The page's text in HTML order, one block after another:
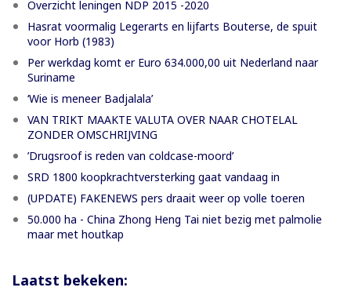
Overzicht leningen NDP 2015 -2020
Hasrat voormalig Legerarts en lijfarts Bouterse, de spuit
voor Horb (1983)
Per werkdag komt er Euro 634.000,00 uit Nederland naar
Suriname
‘Wie is meneer Badjalala’
VAN TRIKT MAAKTE VALUTA OVER NAAR CHOTELAL
ZONDER OMSCHRIJVING
’Drugsroof is reden van coldcase-moord’
SRD 1800 koopkrachtversterking gaat vandaag in
(UPDATE) FAKENEWS pers draait weer op volle toeren
50.000 ha - China Zhong Heng Tai niet bezig met palmolie
maar met houtkap
Laatst bekeken: